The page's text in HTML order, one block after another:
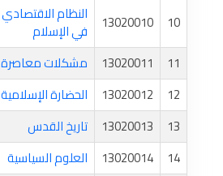
10
13020010 النظام الاقتصادي
في الإسلام
11
13020011 مشكلات معاصرة
12
13020012 الحضارة الإسلامية
13
13020013 تاريخ القدس
14
13020014 العلوم السياسية